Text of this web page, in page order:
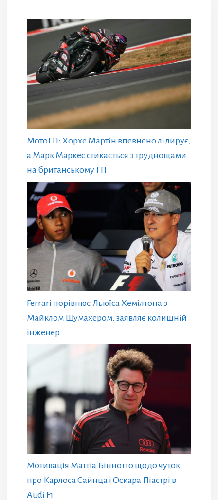
МотоГП: Хорхе Мартін впевнено лідирує,
а Марк Маркес стикається з труднощами
на британському ГП
Ferrari порівнює Льюїса Хемілтона з
Майклом Шумахером, заявляє колишній
інженер
Мотивація Маттіа Біннотто щодо чуток
про Карлоса Сайнца і Оскара Піастрі в
Audi F1